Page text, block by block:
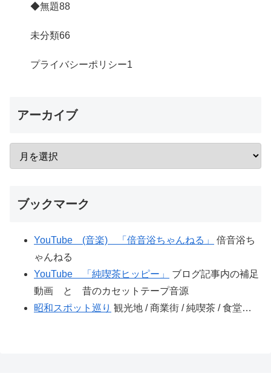
◆無題88
未分類66
プライバシーポリシー1
アーカイブ
ブックマーク
YouTube (音楽) 「倍音浴ちゃんねる」
倍音浴ち
ゃんねる
YouTube 「純喫茶ヒッピー」
ブログ記事内の補足
動画 と 昔のカセットテープ音源
昭和スポット巡り 観光地 / 商業街 / 純喫茶 / 食堂…